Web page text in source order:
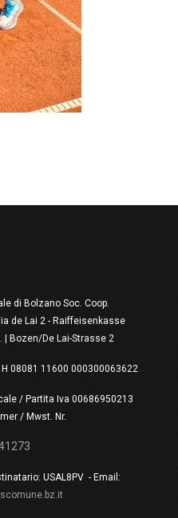
di Bolzano Soc. Coop.
de Lai 2 - Raiffeisenkasse
| Bozen/De Lai-Strasse 2
H 08081 11600 000300063622
/ Partita Iva 00686950213
/ Mwst. Nr.
USAL8PV - Email: